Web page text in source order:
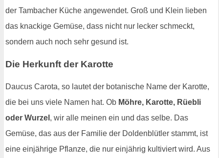
der Tambacher Küche angewendet. Groß und Klein lieben
das knackige Gemüse, dass nicht nur lecker schmeckt,
sondern auch noch sehr gesund ist.
Die Herkunft der Karotte
Daucus Carota, so lautet der botanische Name der Karotte,
die bei uns viele Namen hat. Ob Möhre, Karotte, Rüebli
oder Wurzel , wir alle meinen ein und das selbe. Das
Gemüse, das aus der Familie der Doldenblütler stammt, ist
eine einjährige Pflanze, die nur einjährig kultiviert wird. Aus